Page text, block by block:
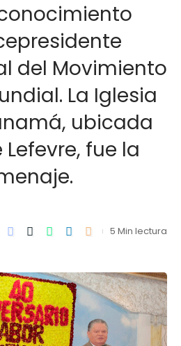
del Movimiento
La Iglesia
ubicada
fue la
5 Min lectura